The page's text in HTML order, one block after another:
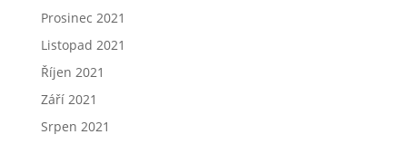
Prosinec 2021
Listopad 2021
Říjen 2021
Září 2021
Srpen 2021